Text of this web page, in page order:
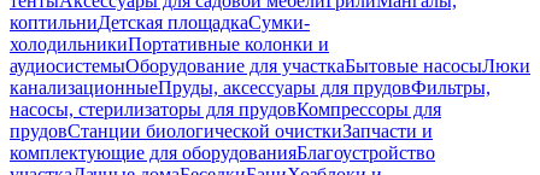
коптильниДетская площадкаСумки-
холодильникиПортативные колонки и
аудиосистемыОборудование для участкаБытовые насосыЛюки
канализационныеПруды, аксессуары для прудовФильтры,
насосы, стерилизаторы для прудовКомпрессоры для
прудовСтанции биологической очисткиЗапчасти и
комплектующие для оборудованияБлагоустройство